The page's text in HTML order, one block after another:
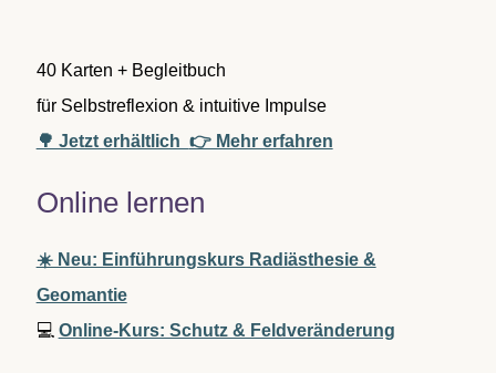
40 Karten + Begleitbuch
für Selbstreflexion & intuitive Impulse
🌳 Jetzt erhältlich 👉 Mehr erfahren
Online lernen
☀️ Neu: Einführungskurs Radiästhesie &
Geomantie
💻 Online-Kurs: Schutz & Feldveränderung